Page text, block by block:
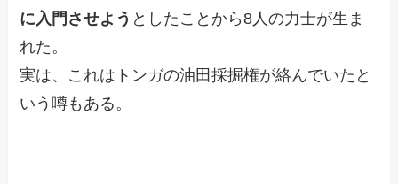
に入門させよう としたことから8人の力士が生ま
れた。
実は、これはトンガの油田採掘権が絡んでいたと
いう噂もある。